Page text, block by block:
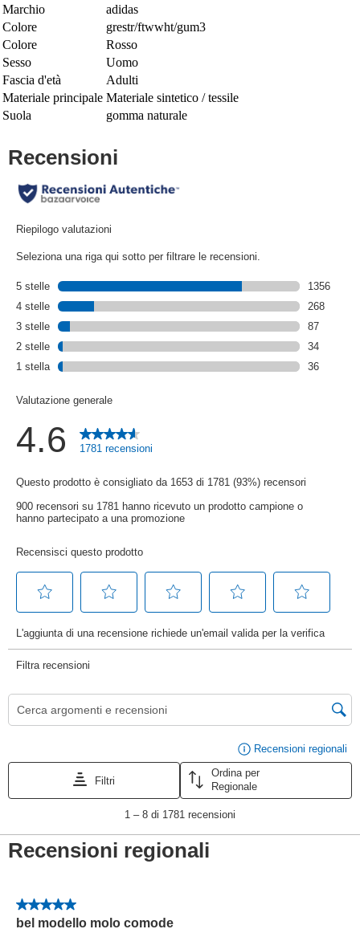
Marchio
adidas
Colore
grestr/ftwwht/gum3
Colore
Rosso
Sesso
Uomo
Fascia d'età
Adulti
Materiale principale Materiale sintetico / tessile
Suola
gomma naturale